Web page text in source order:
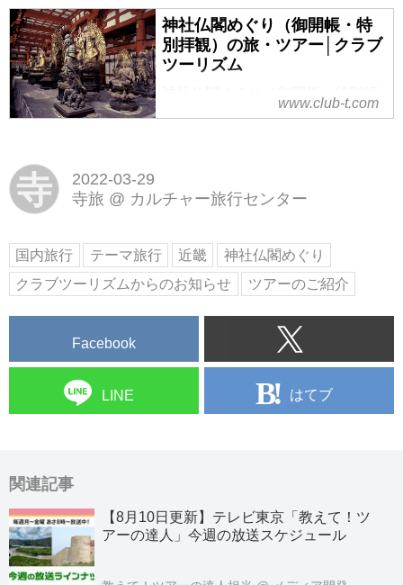
トや歴史・文化の知られざる聖地
めぐりなど、ひと味違った旅をご
案内します。『地球の歩き方×クラ
新しい旅を見つけてみませんか？
神社仏閣めぐり（御開帳・特
別拝観）の旅・ツアー│クラブ
ツーリズム
せんか？普段は拝観できない秘仏
www.club-t.com
寺
2022-03-29
寺旅 @ カルチャー旅行センター
国内旅行 テーマ旅行 近畿
神社仏閣めぐり
クラブツーリズムからのお知らせ
ツアーのご紹介
Facebook
LINE はてブ
関連記事
【8月10日更新】テレビ東京「教えて！ツ
アーの達人」今週の放送スケジュール